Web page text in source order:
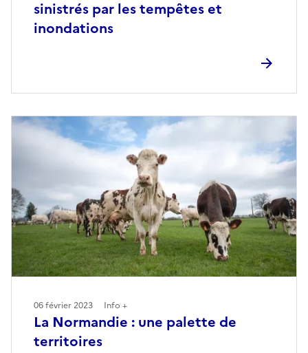
sinistrés par les tempêtes et
inondations
La Normandie : une palette de
territoires
06 février 2023 Info +